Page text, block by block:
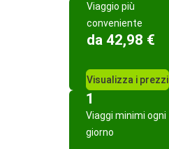
Viaggio più
conveniente
da 42,98 €
Visualizza i prezzi
1
Viaggi minimi ogni
giorno